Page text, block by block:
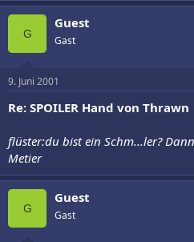
G
Guest
Gast
9. Juni 2001
Re: SPOILER Hand von Thrawn
flüster:du bist ein Schm...ler?
Metier
G
Guest
Gast